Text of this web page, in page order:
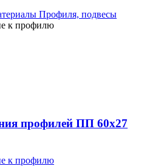
Профиля, подвесы
к профилю
профилей ПП 60х27
к профилю